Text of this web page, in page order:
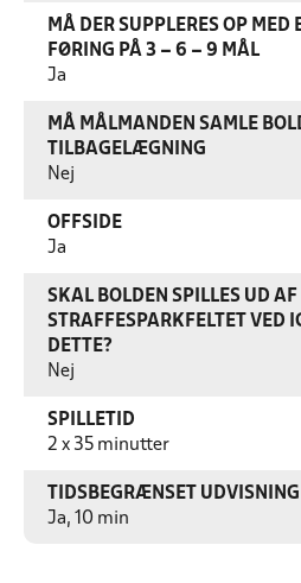
MÅ DER SUPPLERES OP MED
FØRING PÅ 3 – 6 – 9 MÅL
Ja
MÅ MÅLMANDEN SAMLE
TILBAGELÆGNING
Nej
OFFSIDE
Ja
SKAL BOLDEN SPILLES UD AF
STRAFFESPARKFELTET VED
DETTE?
Nej
SPILLETID
2 x 35 minutter
TIDSBEGRÆNSET
Ja, 10 min